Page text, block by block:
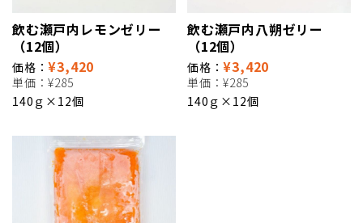
飲む瀬戸内レモンゼリー
（12個）
価格：¥3,420
単価：¥285
140ｇ×12個
飲む瀬戸内八朔ゼリー
（12個）
価格：¥3,420
単価：¥285
140ｇ×12個